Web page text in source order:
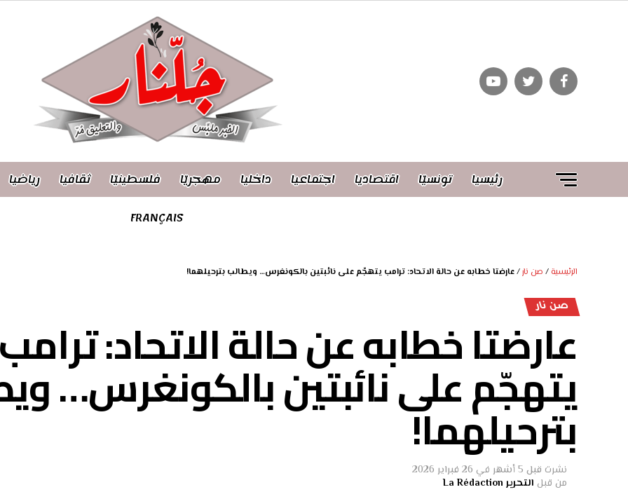
رئيسيا تونسيّا اقتصاديا اجتماعيا داخليا مهجريّا فلسطينيّا ثقافيا رياضيا
FRANÇAIS
الرئيسية / صن نار/عارضتا خطابه عن حالة الاتحاد: ترامب يتهجّم على نائبتين بالكونغرس… ويطالب بترحيلهما!
صن نار
عارضتا خطابه عن حالة الاتحاد: ترامب
يتهجّم على نائبتين بالكونغرس…
بترحيلهما!
نشرت قبل 5 أشهر في 26 فبراير 2026
من قبل التحرير La Rédaction